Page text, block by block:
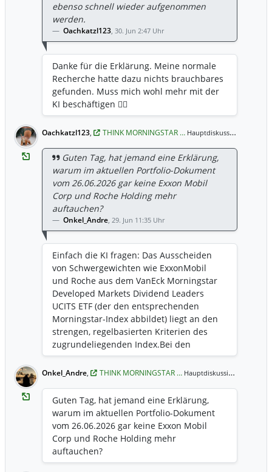
ebenso schnell wieder aufgenommen
werden.
Oachkatzl123, 30. Jun 2:47 Uhr
Danke für die Erklärung. Meine normale
Recherche hatte dazu nichts brauchbares
gefunden. Muss mich wohl mehr mit der
KI beschäftigen ✌🏻
Oachkatzl123, THINK MORNINGSTAR … Hauptdiskussion,
Guten Tag, hat jemand eine Erklärung,
warum im aktuellen Portfolio-Dokument
vom 26.06.2026 gar keine Exxon Mobil
Corp und Roche Holding mehr
auftauchen?
Onkel_Andre, 29. Jun 11:35 Uhr
Einfach die KI fragen: Das Ausscheiden
von Schwergewichten wie ExxonMobil
und Roche aus dem VanEck Morningstar
Developed Markets Dividend Leaders
UCITS ETF (der den entsprechenden
Morningstar-Index abbildet) liegt an den
strengen, regelbasierten Kriterien des
zugrundeliegenden Index. ​Bei den
halbjährlichen Überprüfungen
(Reconstitution) im Juni und Dezember
durchlaufen. Die zwei häufigsten Gründe,
warum Dividenden-Giganten hier
herausfliegen, sind: ​1. Das
"Ausschüttungs-Limit" (Forward Dividend
Payout Ratio) ​Das wichtigste
Onkel_Andre, THINK MORNINGSTAR … Hauptdiskussion,
Guten Tag, hat jemand eine Erklärung,
warum im aktuellen Portfolio-Dokument
vom 26.06.2026 gar keine Exxon Mobil
Corp und Roche Holding mehr
auftauchen?